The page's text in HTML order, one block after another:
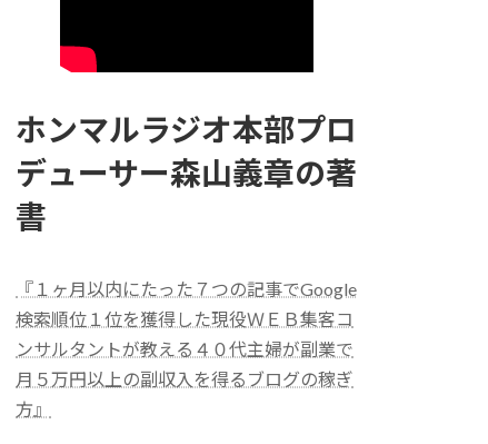
ホンマルラジオ本部プロ
デューサー森山義章の著
書
『１ヶ月以内にたった７つの記事でGoogle
検索順位１位を獲得した現役ＷＥＢ集客コ
ンサルタントが教える４０代主婦が副業で
月５万円以上の副収入を得るブログの稼ぎ
方』